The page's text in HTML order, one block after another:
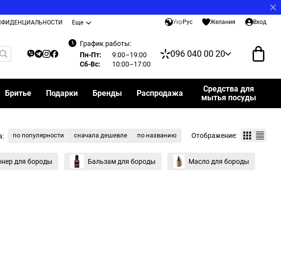
Еще Укр Рус Желания Вход
График работы:
Пн-Пт:
9:00–19:00
Сб-Вс:
10:00–17:00
096 040 00 20
Бритье Подарки Бренды Распродажа
Средства для
мытья посуды
по популярности сначала дешевле по названию Отображение:
для бороды Бальзам для бороды Масло для бороды